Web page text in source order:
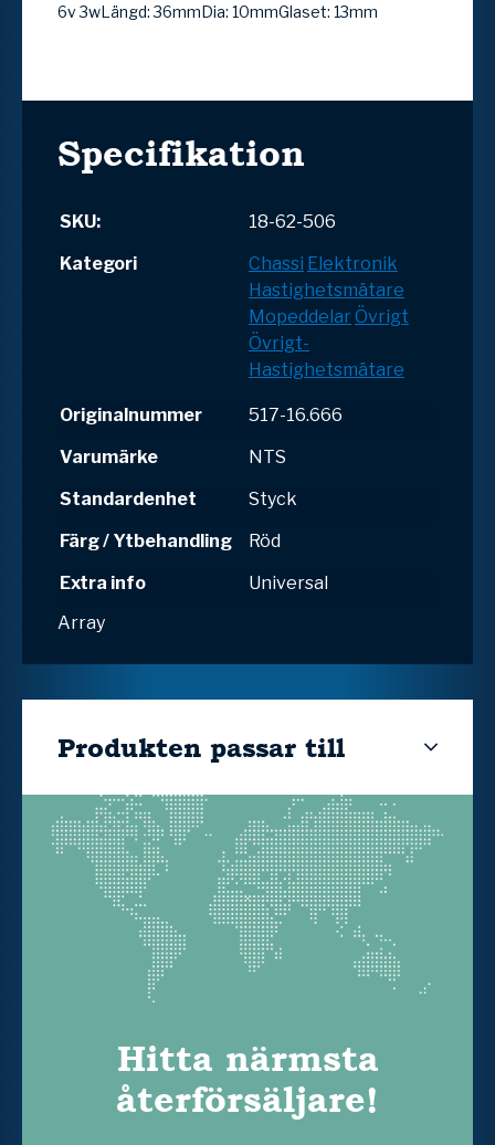
6v 3wLängd: 36mmDia: 10mmGlaset: 13mm
Specifikation
SKU:
18-62-506
Kategori
Chassi Elektronik
Hastighetsmätare
MopeddelarÖvrigt
Övrigt-
Hastighetsmätare
Originalnummer
517-16.666
Varumärke
NTS
Standardenhet
Styck
Färg / Ytbehandling
Röd
Extra info
Universal
Array
Produkten passar till
Hitta närmsta
återförsäljare!